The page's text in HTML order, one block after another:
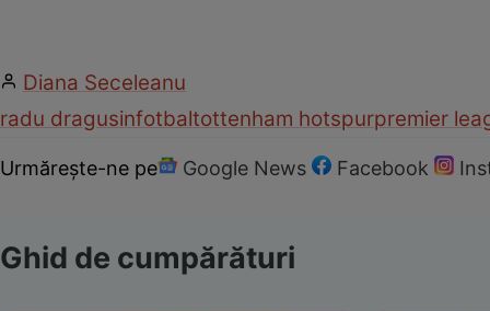
Diana Seceleanu
radu dragusinfotbaltottenham hotspurpremier
Urmărește-ne pe Google News Facebook
Ghid de cumpărături